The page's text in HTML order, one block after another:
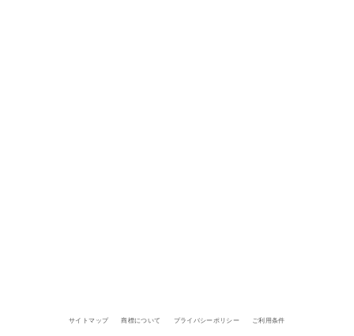
サイトマップ 商標について プライバシーポリシー ご利用条件